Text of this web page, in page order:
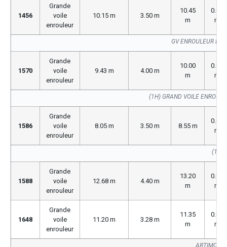
1456
Grande
voile
enrouleur
10.15 m 3.50 m
10.45
m
0.00
m
GV ENROULEUR
1570
Grande
voile
enrouleur
9.43 m 4.00 m
10.00
m
0.00
m
(1H) GRAND VOILE
1586
Grande
voile
enrouleur
8.05 m 3.50 m 8.55 m
0.00
m
1588
Grande
voile
enrouleur
12.68 m 4.40 m
13.20
m
0.00
m
1648
Grande
voile
enrouleur
11.20 m 3.28 m
11.35
m
0.00
m